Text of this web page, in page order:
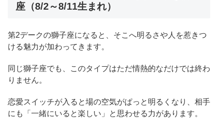
座（8/2～8/11生まれ）
第2デークの獅子座になると、そこへ明るさや人を惹きつ
ける魅力が加わってきます。
同じ獅子座でも、このタイプはただ情熱的なだけでは終わ
りません。
恋愛スイッチが入ると場の空気がぱっと明るくなり、相手
にも「一緒にいると楽しい」と思わせる力があります。